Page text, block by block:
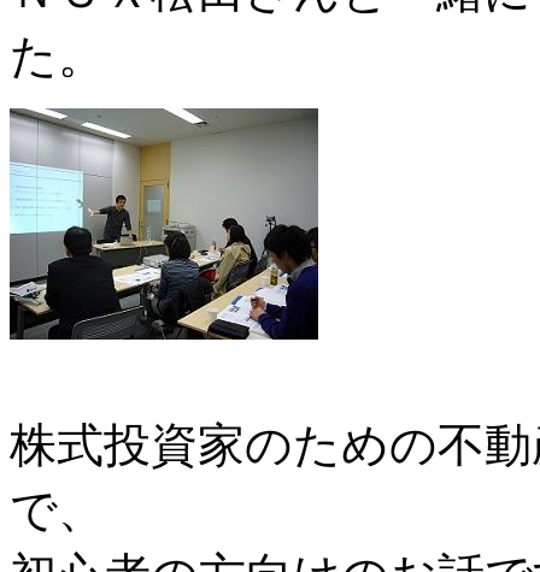
た。
株式投資家のための不
で、